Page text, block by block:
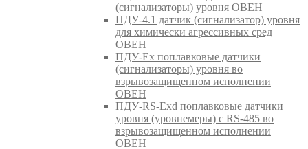
(сигнализаторы) уровня ОВЕН
ПДУ-4.1 датчик (сигнализатор) уровня
для химически агрессивных сред
ОВЕН
ПДУ-Ex поплавковые датчики
(сигнализаторы) уровня во
взрывозащищенном исполнении
ОВЕН
ПДУ-RS-Exd поплавковые датчики
уровня (уровнемеры) с RS-485 во
взрывозащищенном исполнении
ОВЕН